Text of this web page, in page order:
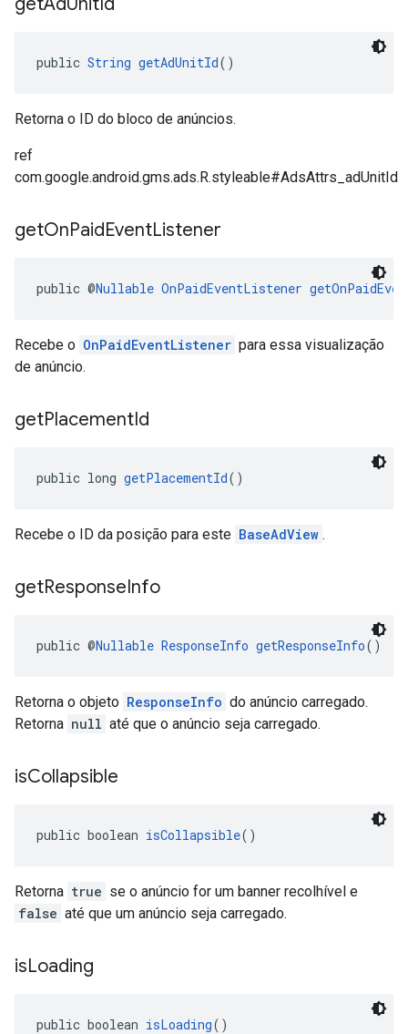
public String getAdUnitId()
Retorna o ID do bloco de anúncios.
ref
com.google.android.gms.ads.R.styleable#AdsAttrs_adUnitId
getOnPaidEventListener
public @Nullable OnPaidEventListener
Recebe o OnPaidEventListener para essa visualização
de anúncio.
getPlacementId
public long getPlacementId()
Recebe o ID da posição para este BaseAdView .
getResponseInfo
public @Nullable ResponseInfo getResponseInfo()
Retorna o objeto ResponseInfo do anúncio carregado.
Retorna null até que o anúncio seja carregado.
isCollapsible
public boolean isCollapsible()
Retorna true se o anúncio for um banner recolhível e
false até que um anúncio seja carregado.
isLoading
public boolean isLoading()